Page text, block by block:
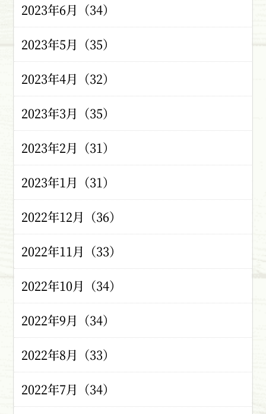
2023年6月（34）
2023年5月（35）
2023年4月（32）
2023年3月（35）
2023年2月（31）
2023年1月（31）
2022年12月（36）
2022年11月（33）
2022年10月（34）
2022年9月（34）
2022年8月（33）
2022年7月（34）